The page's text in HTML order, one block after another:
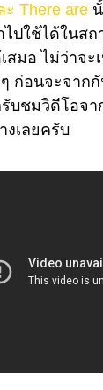
ะ There are
ไปใช้ได้ในส
มอ ไม่ว่าจะ
ก่อนจะจาก
บชมวิดีโอจา
งเลยครับ